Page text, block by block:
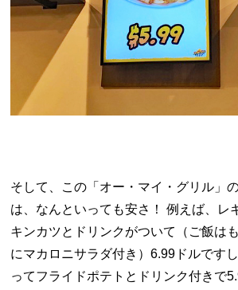
そして、この「オー・マイ・グリル」
は、なんといっても安さ！ 例えば、レ
キンカツとドリンクがついて（ご飯は
にマカロニサラダ付き）6.99 ドルです
ってフライドポテトとドリンク付きで